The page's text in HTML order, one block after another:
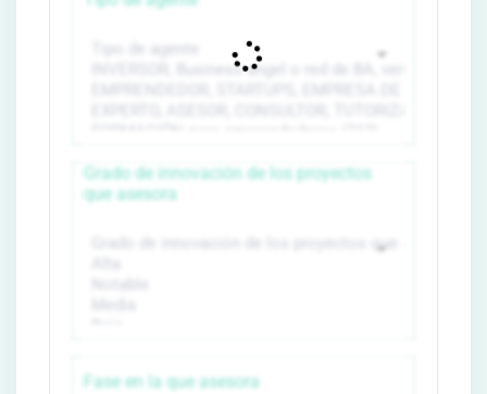
Grado de innovación de los proyectos
que asesora
Fase en la que asesora